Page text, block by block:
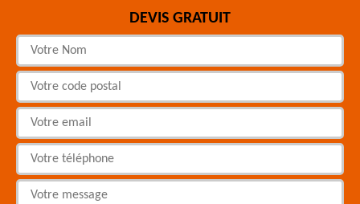
DEVIS GRATUIT